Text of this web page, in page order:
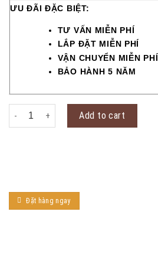
ƯU ĐÃI ĐẶC BIỆT:
TƯ VẤN MIỄN PHÍ
LẮP ĐẶT MIỄN PHÍ
VẬN CHUYỂN MIỄN PHÍ
BẢO HÀNH 5 NĂM
Samsung SHP-DH537 quantity
Add to cart
Đặt hàng ngay